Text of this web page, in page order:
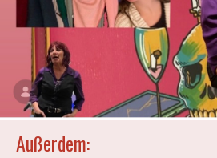
Außerdem: